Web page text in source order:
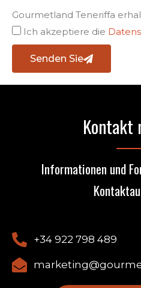
Gourmetland Teneriffa
Ich akzeptiere die
Senden Sie
Kontakt
Informationen und
+34 922 798 489